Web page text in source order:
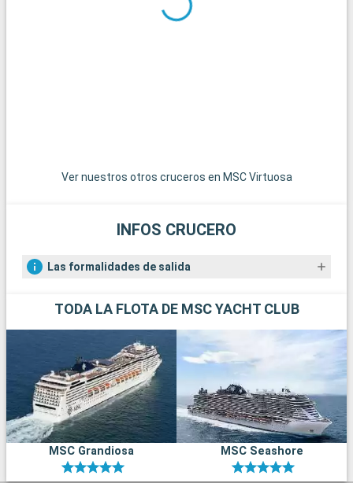
Qué visitar en los alrededores
famosas regatas. Por último, los aficionados a la historia
Ver nuestros otros cruceros en MSC Virtuosa
INFOS CRUCERO
Las formalidades de salida
TODA LA FLOTA DE MSC YACHT CLUB
MSC Grandiosa MSC Seashore